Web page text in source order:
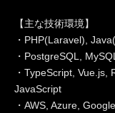
【主な技術環境】
・PHP(Laravel),
・PostgreSQL, MySQL
・TypeScript, Vue.js,
JavaScript
・AWS, Azure,